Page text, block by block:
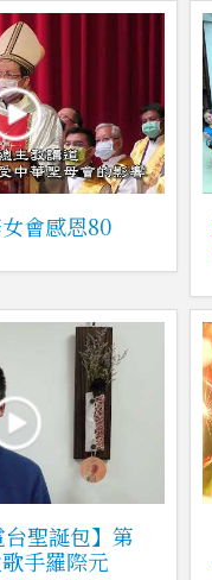
會感恩80
台聖誕包】第
手羅際元